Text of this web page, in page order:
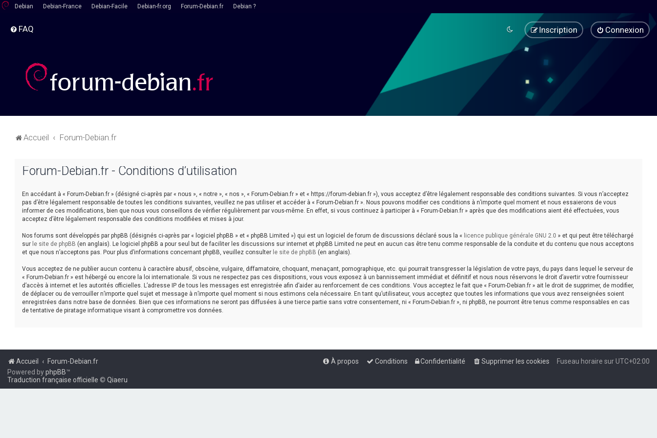
Debian Debian-France Debian-Facile Debian-fr.org Forum-Debian.fr Debian ?
FAQ Connexion
Inscription
Accueil Forum-Debian.fr
Forum-Debian.fr - Conditions d’utilisation
En accédant à « Forum-Debian.fr » (désigné ci-après par « nous », « notre », « nos », « Forum-Debian.fr » et « https://forum-debian.fr »), vous acceptez d’être légalement responsable des conditions suivantes. Si vous n’acceptez
pas d’être légalement responsable de toutes les conditions suivantes, veuillez ne pas utiliser et accéder à « Forum-Debian.fr ». Nous pouvons modifier ces conditions à n’importe quel moment et nous essaierons de vous
informer de ces modifications, bien que nous vous conseillons de vérifier régulièrement par vous-même. En effet, si vous continuez à participer à « Forum-Debian.fr » après que des modifications aient été effectuées, vous
acceptez d’être légalement responsable des conditions modifiées et mises à jour.
Nos forums sont développés par phpBB (désignés ci-après par « logiciel phpBB » et « phpBB Limited ») qui est un logiciel de forum de discussions déclaré sous la « licence publique générale GNU 2.0 » et qui peut être téléchargé
sur le site de phpBB (en anglais). Le logiciel phpBB a pour seul but de faciliter les discussions sur internet et phpBB Limited ne peut en aucun cas être tenu comme responsable de la conduite et du contenu que nous acceptons
et que nous n’acceptons pas. Pour plus d’informations concernant phpBB, veuillez consulter le site de phpBB (en anglais).
Vous acceptez de ne publier aucun contenu à caractère abusif, obscène, vulgaire, diffamatoire, choquant, menaçant, pornographique, etc. qui pourrait transgresser la législation de votre pays, du pays dans lequel le serveur de
« Forum-Debian.fr » est hébergé ou encore la loi internationale. Si vous ne respectez pas ces dispositions, vous vous exposez à un bannissement immédiat et définitif et nous nous réservons le droit d’avertir votre fournisseur
d’accès à internet et les autorités officielles. L’adresse IP de tous les messages est enregistrée afin d’aider au renforcement de ces conditions. Vous acceptez le fait que « Forum-Debian.fr » ait le droit de supprimer, de modifier,
de déplacer ou de verrouiller n’importe quel sujet et message à n’importe quel moment si nous estimons cela nécessaire. En tant qu’utilisateur, vous acceptez que toutes les informations que vous avez renseignées soient
enregistrées dans notre base de données. Bien que ces informations ne seront pas diffusées à une tierce partie sans votre consentement, ni « Forum-Debian.fr », ni phpBB, ne pourront être tenus comme responsables en cas
de tentative de piratage informatique visant à compromettre vos données.
Accueil Forum-Debian.fr Fuseau horaire surUTC+02:00
Supprimer les cookies
Confidentialité
Conditions
À propos
Powered byphpBB™
Traduction française officielle © Qiaeru